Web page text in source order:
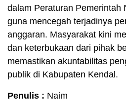
dalam Peraturan Pemerintah
guna mencegah terjadinya
anggaran. Masyarakat kini
dan keterbukaan dari pihak
memastikan akuntabilitas
publik di Kabupaten Kendal.
Penulis : Naim